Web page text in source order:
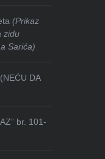
(Prikaz
zidu
Sarića)
DA
br. 101-